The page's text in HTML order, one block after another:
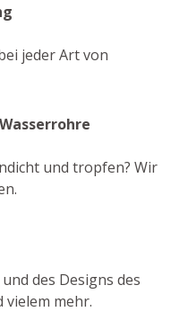
jeder Art von
und tropfen? Wir
des Designs des
vielem mehr.